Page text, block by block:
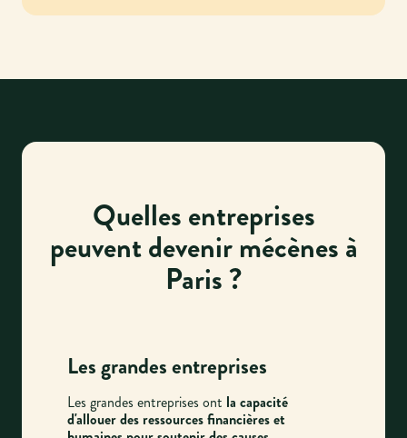
Quelles entreprises
peuvent devenir mécènes à
Paris ?
Les grandes entreprises
Les grandes entreprises ont la capacité
d'allouer des ressources financières et